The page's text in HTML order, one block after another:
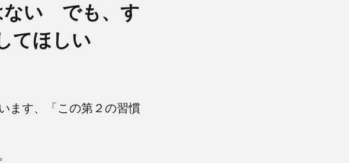
ない でも、す
てほしい
ます、「この第２の習慣